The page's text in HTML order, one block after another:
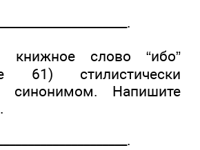
книжное слово “ибо”
61) стилистически
синонимом. Напишите